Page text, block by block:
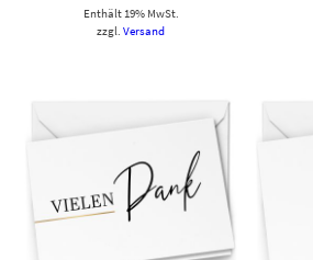
Enthält 19% MwSt.
zzgl.Versand